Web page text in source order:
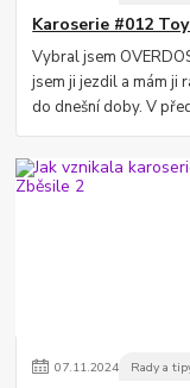
Karoserie #012
Vybral jsem
jsem ji jezdil a mám ji
do dnešní doby. V
07.11.2024 Rady a